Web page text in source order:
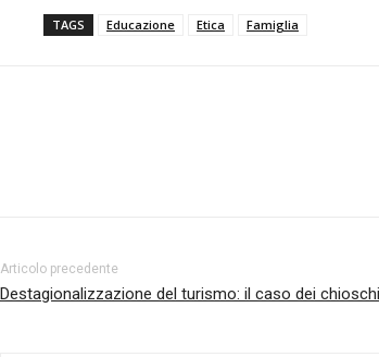
TAGS Educazione Etica Famiglia
Articolo precedente
Destagionalizzazione del turismo: il caso dei